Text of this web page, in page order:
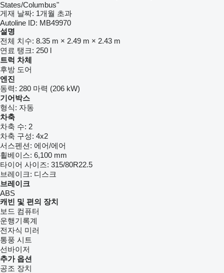
States/Columbus"
게재 날짜: 1개월 초과
Autoline ID: MB49970
설명
전체 치수: 8.35 m × 2.49 m × 2.43 m
연료 탱크: 250 l
트럭 차체
후방 도어
엔진
동력: 280 마력 (206 kW)
기어박스
형식: 자동
차축
차축 수: 2
차축 구성: 4x2
서스펜션: 에어/에어
휠베이스: 6,100 mm
타이어 사이즈: 315/80R22.5
브레이크: 디스크
브레이크
ABS
캐빈 및 편의 장치
보드 컴퓨터
운행기록계
전자식 미러
통풍 시트
선바이저
추가 옵션
공조 장치